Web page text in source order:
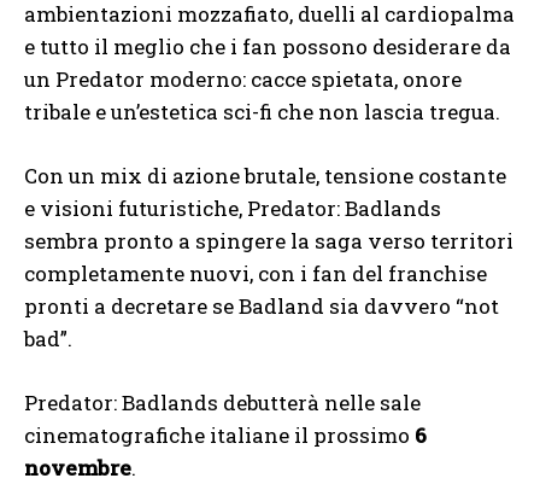
ambientazioni mozzafiato, duelli al cardiopalma
e tutto il meglio che i fan possono desiderare da
un Predator moderno: cacce spietata, onore
tribale e un’estetica sci-fi che non lascia tregua.
Con un mix di azione brutale, tensione costante
e visioni futuristiche, Predator: Badlands
sembra pronto a spingere la saga verso territori
completamente nuovi, con i fan del franchise
pronti a decretare se Badland sia davvero “not
bad”.
Predator: Badlands debutterà nelle sale
cinematografiche italiane il prossimo 6
novembre.